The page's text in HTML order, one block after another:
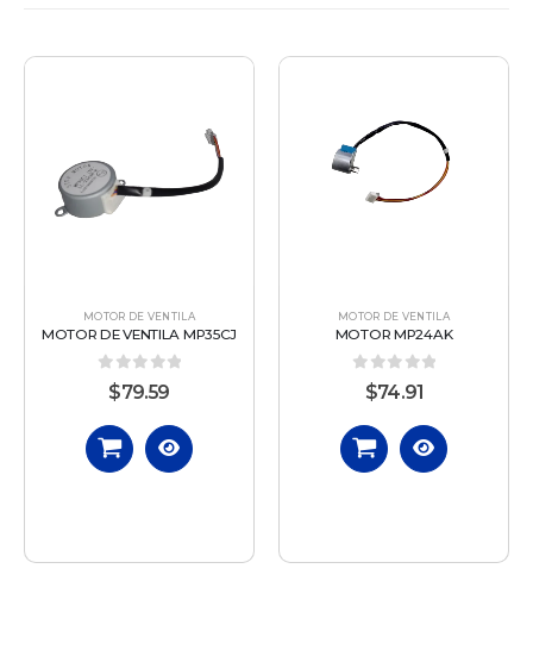
MOTOR DE VENTILA
MOTOR DE VENTILA MP35CJ
out of 5
$79.59
MOTOR DE VENTILA
MOTOR MP24AK
out of 5
$74.91